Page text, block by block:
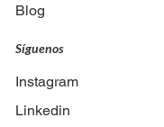
Blog
Síguenos
Instagram
Linkedin